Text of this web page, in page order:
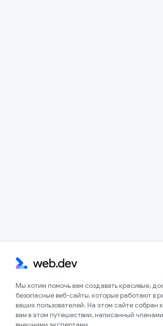
Мы хотим помочь вам создавать красивые,
безопасные веб-сайты, которые работают в
ваших пользователей. На этом сайте собран
вам в этом путешествии, написанный